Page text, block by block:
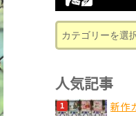
人気記事
新作